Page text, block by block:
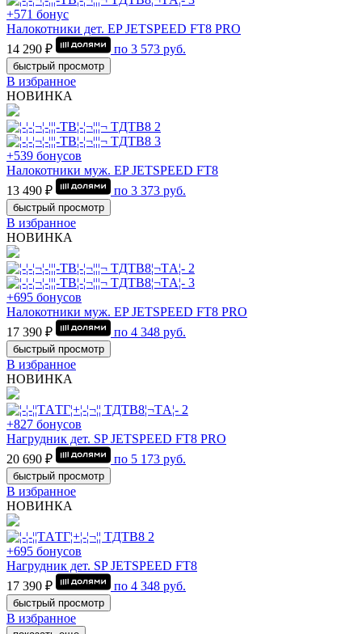
+571 бонус
Налокотники дет. EP JETSPEED FT8 PRO
14 290 ₽
по 3 573 руб.
быстрый просмотр
В избранное
НОВИНКА
+539 бонусов
Налокотники муж. EP JETSPEED FT8
13 490 ₽
по 3 373 руб.
быстрый просмотр
В избранное
НОВИНКА
+695 бонусов
Налокотники муж. EP JETSPEED FT8 PRO
17 390 ₽
по 4 348 руб.
быстрый просмотр
В избранное
НОВИНКА
+827 бонусов
Нагрудник дет. SP JETSPEED FT8 PRO
20 690 ₽
по 5 173 руб.
быстрый просмотр
В избранное
НОВИНКА
+695 бонусов
Нагрудник дет. SP JETSPEED FT8
17 390 ₽
по 4 348 руб.
быстрый просмотр
В избранное